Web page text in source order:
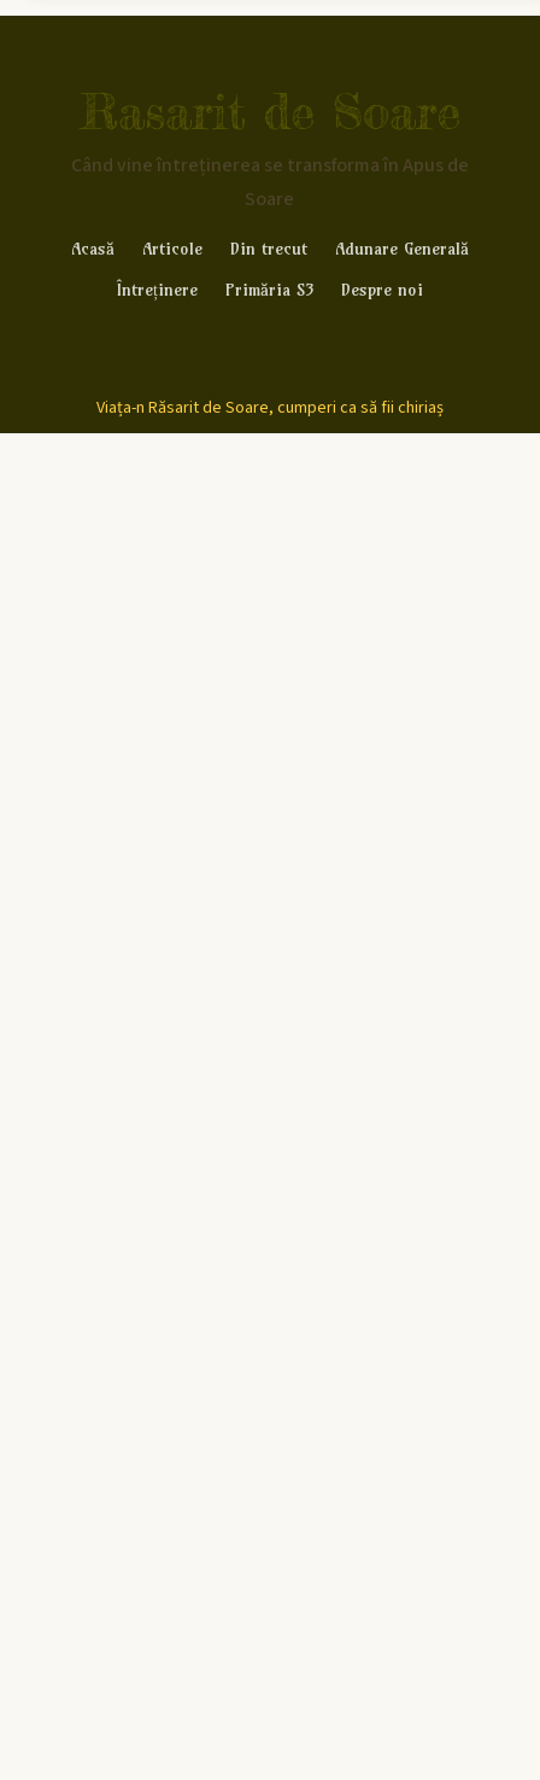
Rasarit de Soare
Când vine întreținerea se transforma în Apus de
Soare
Acasă Articole Din trecut
Adunare Generală
Întreținere
Primăria S3 Despre noi
Viața-n Răsarit de Soare, cumperi ca să fii chiriaș